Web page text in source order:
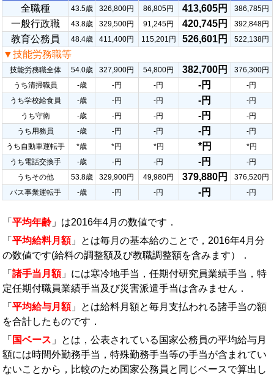
全職種
43.5歳 326,800円 86,805円 413,605円 386,785円
一般行政職 43.8歳 329,500円 91,245円 420,745円 392,848円
教育公務員 48.4歳 411,400円 115,201円 526,601円 522,138円
▼技能労務職等
技能労務職全体 54.0歳 327,900円 54,800円 382,700円
376,300円
うち清掃職員
-歳 -円 -円 -円
-円
うち学校給食員
-歳 -円 -円 -円
-円
うち守衛
-歳 -円 -円 -円
-円
うち用務員
-歳 -円 -円 -円
-円
うち自動車運転手
*歳 *円 *円 *円
*円
うち電話交換手
-歳 -円 -円 -円
-円
うちその他
53.8歳 329,900円 49,980円 379,880円
376,520円
バス事業運転手
-歳 -円 -円 -円 -円
「 平均年齢 」は2016年4月の数値です．
「 平均給料月額」とは毎月の基本給のことで，2016年4月分
の数値です(給料の調整額及び教職調整額を含みます）．
「 諸手当月額」には寒冷地手当，任期付研究員業績手当，特
定任期付職員業績手当及び災害派遣手当は含みません．
「 平均給与月額」とは給料月額と毎月支払われる諸手当の額
を合計したものです．
「 国ベース 」とは，公表されている国家公務員の平均給与月
額には時間外勤務手当，特殊勤務手当等の手当が含まれてい
ないことから，比較のため国家公務員と同じベースで算出し